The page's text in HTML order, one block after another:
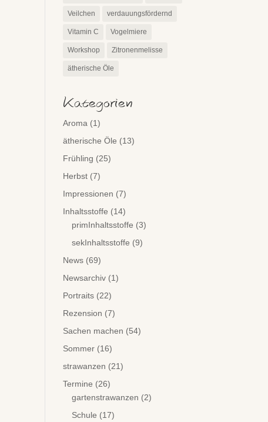
Veilchen verdauungsfördernd
Vitamin C Vogelmiere
Workshop Zitronenmelisse
ätherische Öle
Kategorien
Aroma (1)
ätherische Öle (13)
Frühling (25)
Herbst(7)
Impressionen (7)
Inhaltsstoffe (14)
primInhaltsstoffe (3)
sekInhaltsstoffe (9)
News(69)
Newsarchiv(1)
Portraits(22)
Rezension (7)
Sachen machen (54)
Sommer(16)
strawanzen (21)
Termine (26)
gartenstrawanzen (2)
Schule (17)